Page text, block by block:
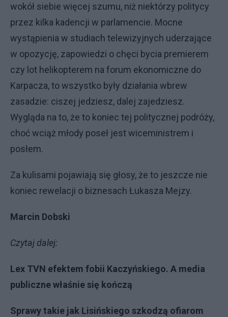
wokół siebie więcej szumu, niż niektórzy politycy
przez kilka kadencji w parlamencie. Mocne
wystąpienia w studiach telewizyjnych uderzające
w opozycję, zapowiedzi o chęci bycia premierem
czy lot helikopterem na forum ekonomiczne do
Karpacza, to wszystko były działania wbrew
zasadzie: ciszej jedziesz, dalej zajedziesz.
Wygląda na to, że to koniec tej politycznej podróży,
choć wciąż młody poseł jest wiceministrem i
posłem.
Za kulisami pojawiają się głosy, że to jeszcze nie
koniec rewelacji o biznesach Łukasza Mejzy.
Marcin Dobski
Czytaj dalej:
Lex TVN efektem fobii Kaczyńskiego. A media
publiczne właśnie się kończą
Sprawy takie jak Lisińskiego szkodzą ofiarom